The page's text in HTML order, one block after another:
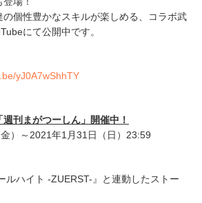
個性豊かなスキルが楽しめる、コラボ武
にて公開中です。
yJ0A7wShhTY
刊まがつーしん」開催中！
）～2021年1月31日（日）23:59
ルハイト -ZUERST-』と連動したストー